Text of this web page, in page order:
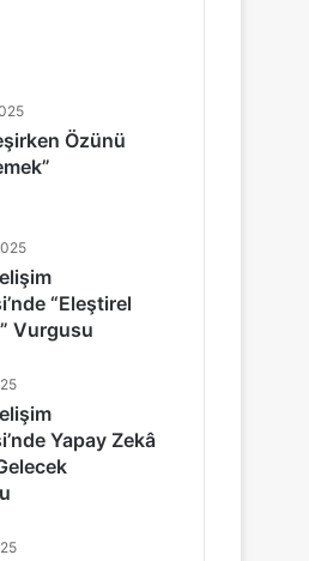
Özünü
“Eleştirel
Vurgusu
Yapay Zekâ